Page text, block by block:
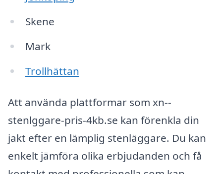
Skene
Mark
Trollhättan
Att använda plattformar som xn--
stenlggare-pris-4kb.se kan förenkla din
jakt efter en lämplig stenläggare. Du kan
enkelt jämföra olika erbjudanden och få